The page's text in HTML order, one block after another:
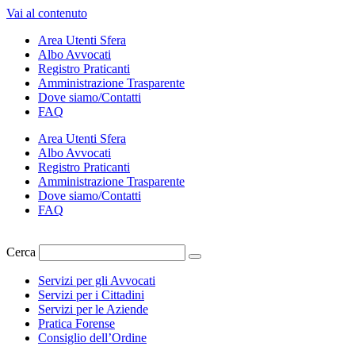
Vai al contenuto
Area Utenti Sfera
Albo Avvocati
Registro Praticanti
Amministrazione Trasparente
Dove siamo/Contatti
FAQ
Area Utenti Sfera
Albo Avvocati
Registro Praticanti
Amministrazione Trasparente
Dove siamo/Contatti
FAQ
Cerca
Servizi per gli Avvocati
Servizi per i Cittadini
Servizi per le Aziende
Pratica Forense
Consiglio dell’Ordine